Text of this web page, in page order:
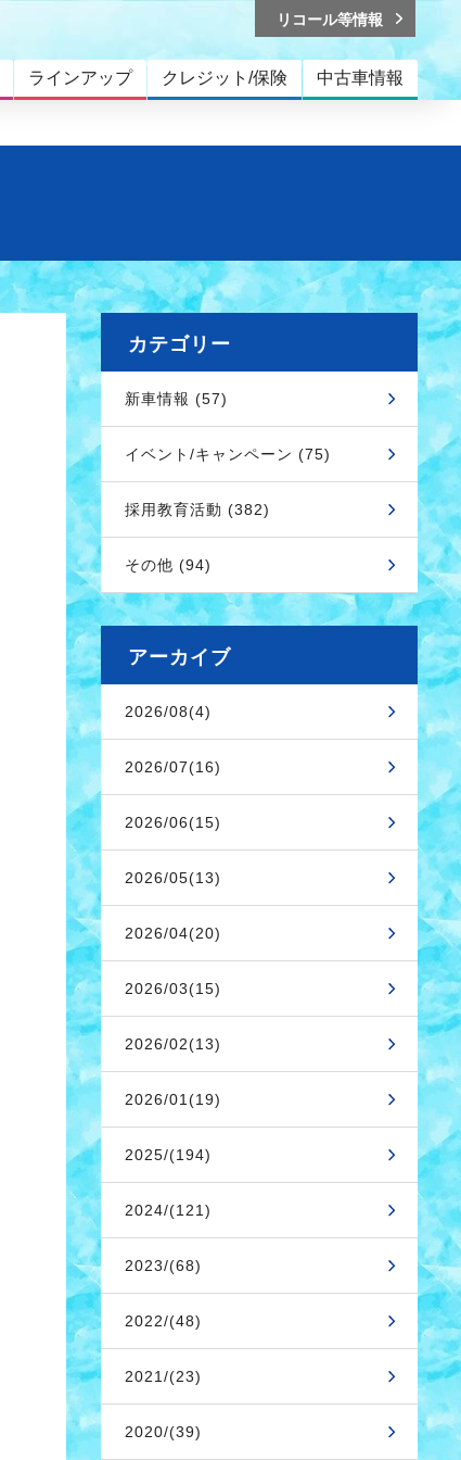
ラインアップ クレジット/保険 中古車情報
リコール等情報
カテゴリー
新車情報 (57)
イベント/キャンペーン (75)
採用教育活動 (382)
その他 (94)
アーカイブ
2026/08(4)
2026/07(16)
2026/06(15)
2026/05(13)
2026/04(20)
2026/03(15)
2026/02(13)
2026/01(19)
2025/(194)
2024/(121)
2023/(68)
2022/(48)
2021/(23)
2020/(39)